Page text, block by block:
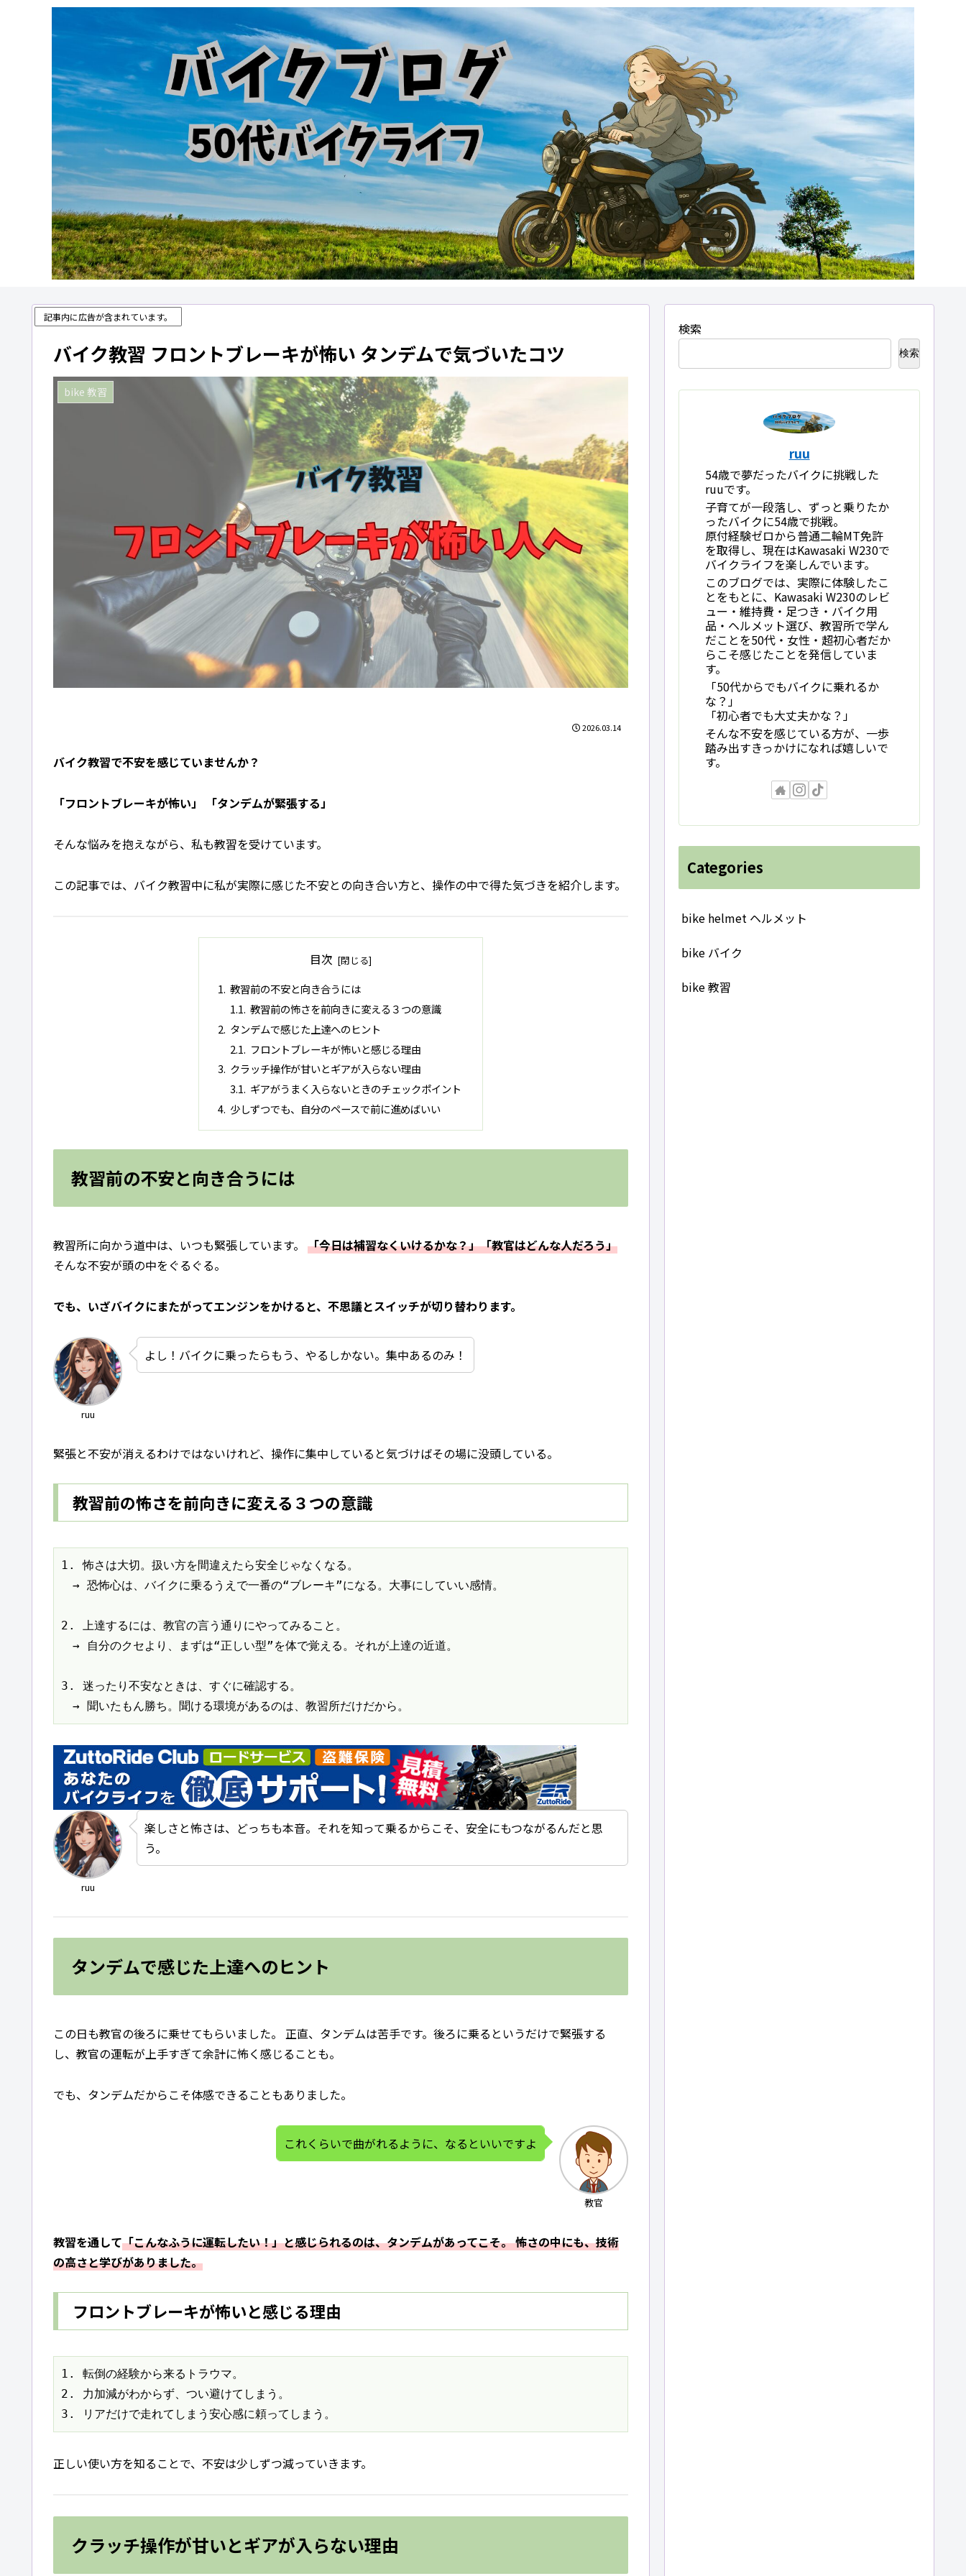
記事内に広告が含まれています。
バイク教習 フロントブレーキが怖い タンデムで気づいたコツ
bike 教習
2026.03.14
バイク教習で不安を感じていませんか？
「フロントブレーキが怖い」 「タンデムが緊張する」
そんな悩みを抱えながら、私も教習を受けています。
この記事では、バイク教習中に私が実際に感じた不安との向き合い方と、操作の中で得た気づきを紹介します。
目次
教習前の不安と向き合うには
教習前の怖さを前向きに変える３つの意識
タンデムで感じた上達へのヒント
フロントブレーキが怖いと感じる理由
クラッチ操作が甘いとギアが入らない理由
ギアがうまく入らないときのチェックポイント
少しずつでも、自分のペースで前に進めばいい
教習前の不安と向き合うには
教習所に向かう道中は、いつも緊張しています。 「今日は補習なくいけるかな？」「教官はどんな人だろう」
そんな不安が頭の中をぐるぐる。
でも、いざバイクにまたがってエンジンをかけると、不思議とスイッチが切り替わります。
ruu
よし！バイクに乗ったらもう、やるしかない。集中あるのみ！
緊張と不安が消えるわけではないけれど、操作に集中していると気づけばその場に没頭している。
教習前の怖さを前向きに変える３つの意識
1. 怖さは大切。扱い方を間違えたら安全じゃなくなる。
→ 恐怖心は、バイクに乗るうえで一番の“ブレーキ”になる。大事にしていい感情。
2. 上達するには、教官の言う通りにやってみること。
→ 自分のクセより、まずは“正しい型”を体で覚える。それが上達の近道。
3. 迷ったり不安なときは、すぐに確認する。
→ 聞いたもん勝ち。聞ける環境があるのは、教習所だけだから。
ruu
楽しさと怖さは、どっちも本音。それを知って乗るからこそ、安全にもつながるんだと思
う。
タンデムで感じた上達へのヒント
この日も教官の後ろに乗せてもらいました。 正直、タンデムは苦手です。後ろに乗るというだけで緊張する
し、教官の運転が上手すぎて余計に怖く感じることも。
でも、タンデムだからこそ体感できることもありました。
教官
これくらいで曲がれるように、なるといいですよ
教習を通して「こんなふうに運転したい！」と感じられるのは、タンデムがあってこそ。 怖さの中にも、技術
の高さと学びがありました。
フロントブレーキが怖いと感じる理由
1. 転倒の経験から来るトラウマ。
2. 力加減がわからず、つい避けてしまう。
3. リアだけで走れてしまう安心感に頼ってしまう。
正しい使い方を知ることで、不安は少しずつ減っていきます。
クラッチ操作が甘いとギアが入らない理由
検索
検索
ruu
54歳で夢だったバイクに挑戦した
ruuです。
子育てが一段落し、ずっと乗りたか
ったバイクに54歳で挑戦。
原付経験ゼロから普通二輪MT免許
を取得し、現在はKawasaki W230で
バイクライフを楽しんでいます。
このブログでは、実際に体験したこ
とをもとに、Kawasaki W230のレビ
ュー・維持費・足つき・バイク用
品・ヘルメット選び、教習所で学ん
だことを50代・女性・超初心者だか
らこそ感じたことを発信していま
す。
「50代からでもバイクに乗れるか
な？」
「初心者でも大丈夫かな？」
そんな不安を感じている方が、一歩
踏み出すきっかけになれば嬉しいで
す。
Categories
bike helmet ヘルメット
bike バイク
bike 教習